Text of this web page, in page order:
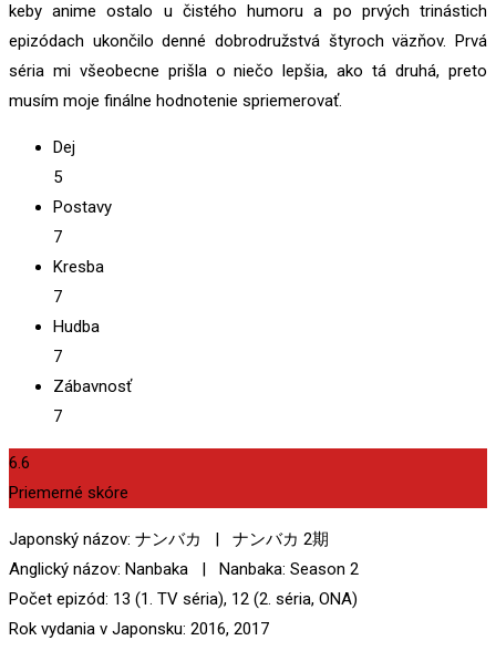
keby anime ostalo u čistého humoru a po prvých trinástich
epizódach ukončilo denné dobrodružstvá štyroch väzňov. Prvá
séria mi všeobecne prišla o niečo lepšia, ako tá druhá, preto
musím moje finálne hodnotenie spriemerovať.
Dej
5
Postavy
7
Kresba
7
Hudba
7
Zábavnosť
7
6.6
Priemerné skóre
Japonský názov: ナンバカ | ナンバカ 2期
Anglický názov: Nanbaka | Nanbaka: Season 2
Počet epizód: 13 (1. TV séria), 12 (2. séria, ONA)
Rok vydania v Japonsku: 2016, 2017